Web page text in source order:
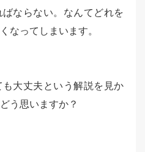
ならない。なんてどれを
なってしまいます。
大丈夫という解説を見か
う思いますか？